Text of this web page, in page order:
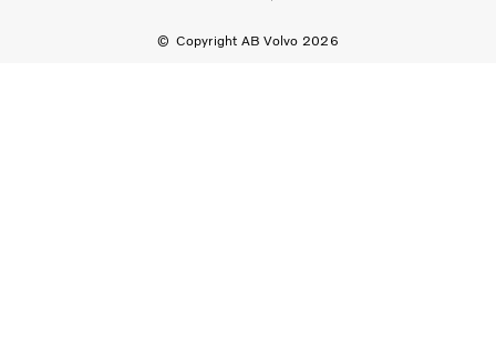
Copyright AB Volvo 2026